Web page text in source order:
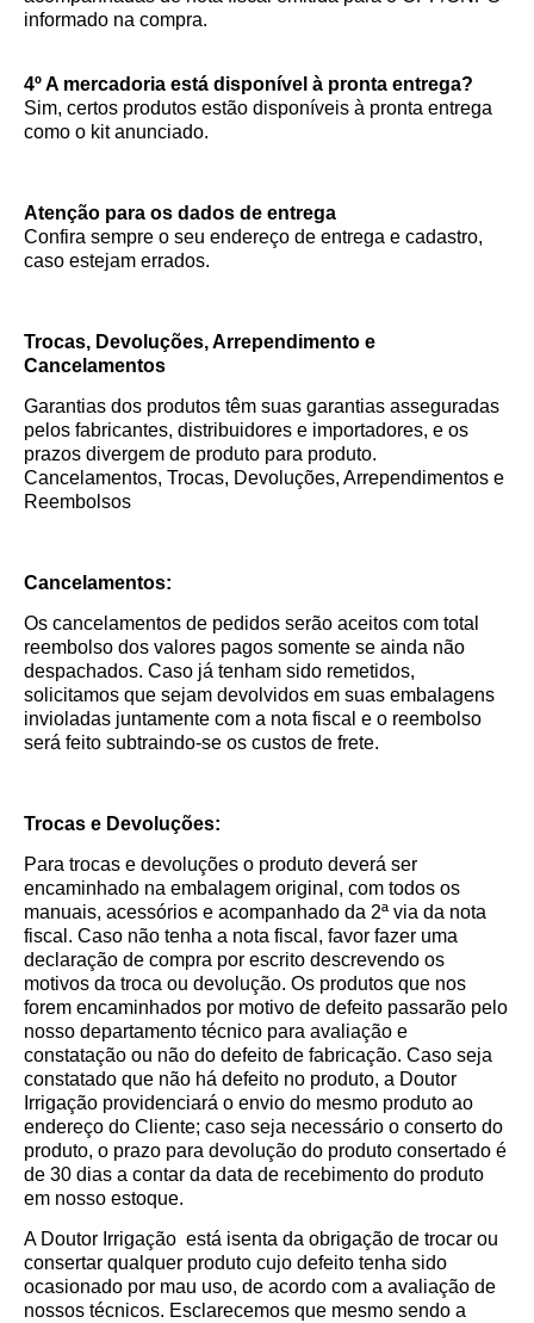
informado na compra.
4º A mercadoria está disponível à pronta entrega?
Sim, certos produtos estão disponíveis à pronta entrega
como o kit anunciado.
Atenção para os dados de entrega
Confira sempre o seu endereço de entrega e cadastro,
caso estejam errados.
Trocas, Devoluções, Arrependimento e
Cancelamentos
Garantias dos produtos têm suas garantias asseguradas
pelos fabricantes, distribuidores e importadores, e os
prazos divergem de produto para produto.
Cancelamentos, Trocas, Devoluções, Arrependimentos e
Reembolsos
Cancelamentos:
Os cancelamentos de pedidos serão aceitos com total
reembolso dos valores pagos somente se ainda não
despachados. Caso já tenham sido remetidos,
solicitamos que sejam devolvidos em suas embalagens
invioladas juntamente com a nota fiscal e o reembolso
será feito subtraindo-se os custos de frete.
Trocas e Devoluções:
Para trocas e devoluções o produto deverá ser
encaminhado na embalagem original, com todos os
manuais, acessórios e acompanhado da 2ª via da nota
fiscal. Caso não tenha a nota fiscal, favor fazer uma
declaração de compra por escrito descrevendo os
motivos da troca ou devolução. Os produtos que nos
forem encaminhados por motivo de defeito passarão pelo
nosso departamento técnico para avaliação e
constatação ou não do defeito de fabricação. Caso seja
constatado que não há defeito no produto, a Doutor
Irrigação providenciará o envio do mesmo produto ao
endereço do Cliente; caso seja necessário o conserto do
produto, o prazo para devolução do produto consertado é
de 30 dias a contar da data de recebimento do produto
em nosso estoque.
A Doutor Irrigação está isenta da obrigação de trocar ou
consertar qualquer produto cujo defeito tenha sido
ocasionado por mau uso, de acordo com a avaliação de
nossos técnicos. Esclarecemos que mesmo sendo a